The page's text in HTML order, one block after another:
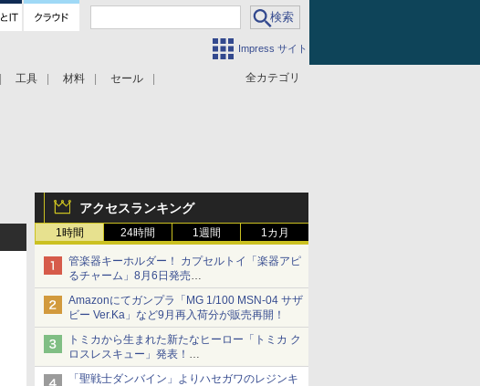
Impress サイト
全カテゴリ
工具 材料 セール
アクセスランキング
1時間 24時間 1週間 1カ月
管楽器キーホルダー！ カプセルトイ「楽器アピ
るチャーム」8月6日発売
チューバ、テナサクなど5種各3色
Amazonにてガンプラ「MG 1/100 MSN-04 サザ
ビー Ver.Ka」など9月再入荷分が販売再開！
トミカから生まれた新たなヒーロー「トミカ ク
ロスレスキュー」発表！
詳細は後日公開予定
「聖戦士ダンバイン」よりハセガワのレジンキ